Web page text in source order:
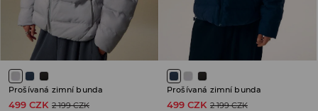
Prošívaná zimní bunda
499 CZK 2 199 CZK
Prošívaná zimní bunda
499 CZK 2 199 CZK